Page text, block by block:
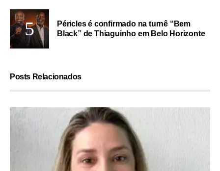
Péricles é confirmado na turnê “Bem
Black” de Thiaguinho em Belo Horizonte
Posts Relacionados